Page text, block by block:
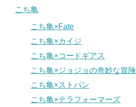
こち亀
こち亀×Fate
こち亀×カイジ
こち亀×コードギアス
こち亀×ジョジョの奇妙な冒険
こち亀×ストパン
こち亀×テラフォーマーズ